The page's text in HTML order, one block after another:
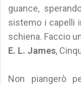
guance,
sistemo i capelli
schiena. Faccio
E. L. James,
Non piangerò